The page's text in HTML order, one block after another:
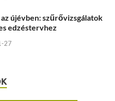
újévben: szűrővizsgálatok
edzéstervhez
27